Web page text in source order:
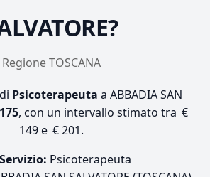
Regione TOSCANA
Psicoterapeuta a ABBADIA SAN
, con un intervallo stimato tra €
149 e € 201.
Servizio: Psicoterapeuta